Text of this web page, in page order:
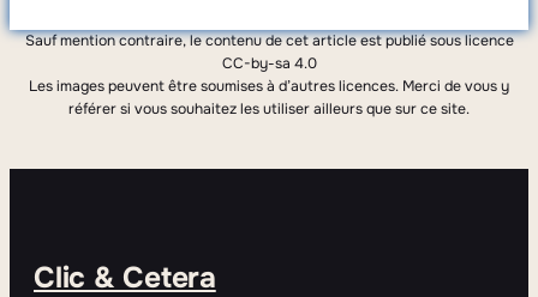
Sauf mention contraire, le contenu de cet article est publié sous licence
CC-by-sa 4.0
Les images peuvent être soumises à d’autres licences. Merci de vous y
référer si vous souhaitez les utiliser ailleurs que sur ce site.
Clic & Cetera